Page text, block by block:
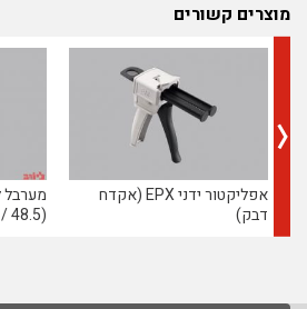
מוצרים קשורים
אפליקטור ידני EPX (אקדח
דבק)
(48.5 / 50 ML )